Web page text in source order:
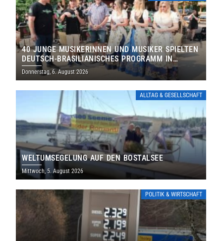
40 JUNGE MUSIKERINNEN UND MUSIKER SPIELTEN
DEUTSCH-BRASILIANISCHES PROGRAMM IN
THOLEY
Donnerstag, 6. August 2026
ALLTAG & GESELLSCHAFT
WELTUMSEGELUNG AUF DEN BOSTALSEE
Mittwoch, 5. August 2026
POLITIK & WIRTSCHAFT